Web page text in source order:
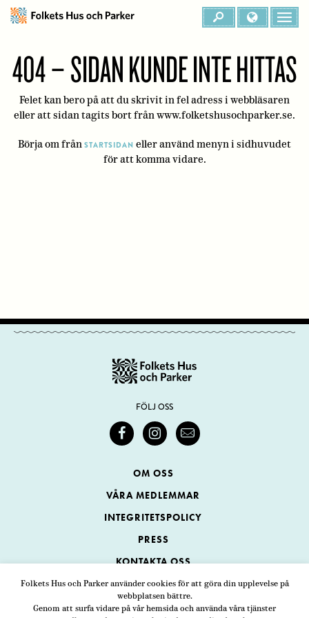
Folkets Hus och Parker använder cookies för att göra din upplevelse på
webbplatsen bättre.
Genom att surfa vidare på vår hemsida och använda våra tjänster
404 – SIDAN KUNDE INTE HITTAS
Felet kan bero på att du skrivit in fel adress i webbläsaren
eller att sidan tagits bort från www.folketshusochparker.se.
Börja om från STARTSIDAN eller använd menyn i sidhuvudet
för att komma vidare.
FÖLJ OSS
OM OSS
VÅRA MEDLEMMAR
INTEGRITETSPOLICY
PRESS
KONTAKTA OSS
Folkets Hus och Parker